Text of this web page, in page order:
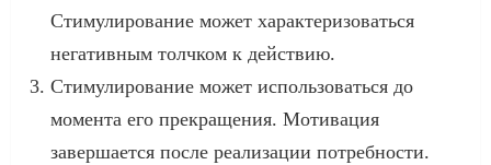
Стимулирование может характеризоваться
негативным толчком к действию.
Стимулирование может использоваться до
момента его прекращения. Мотивация
завершается после реализации потребности.